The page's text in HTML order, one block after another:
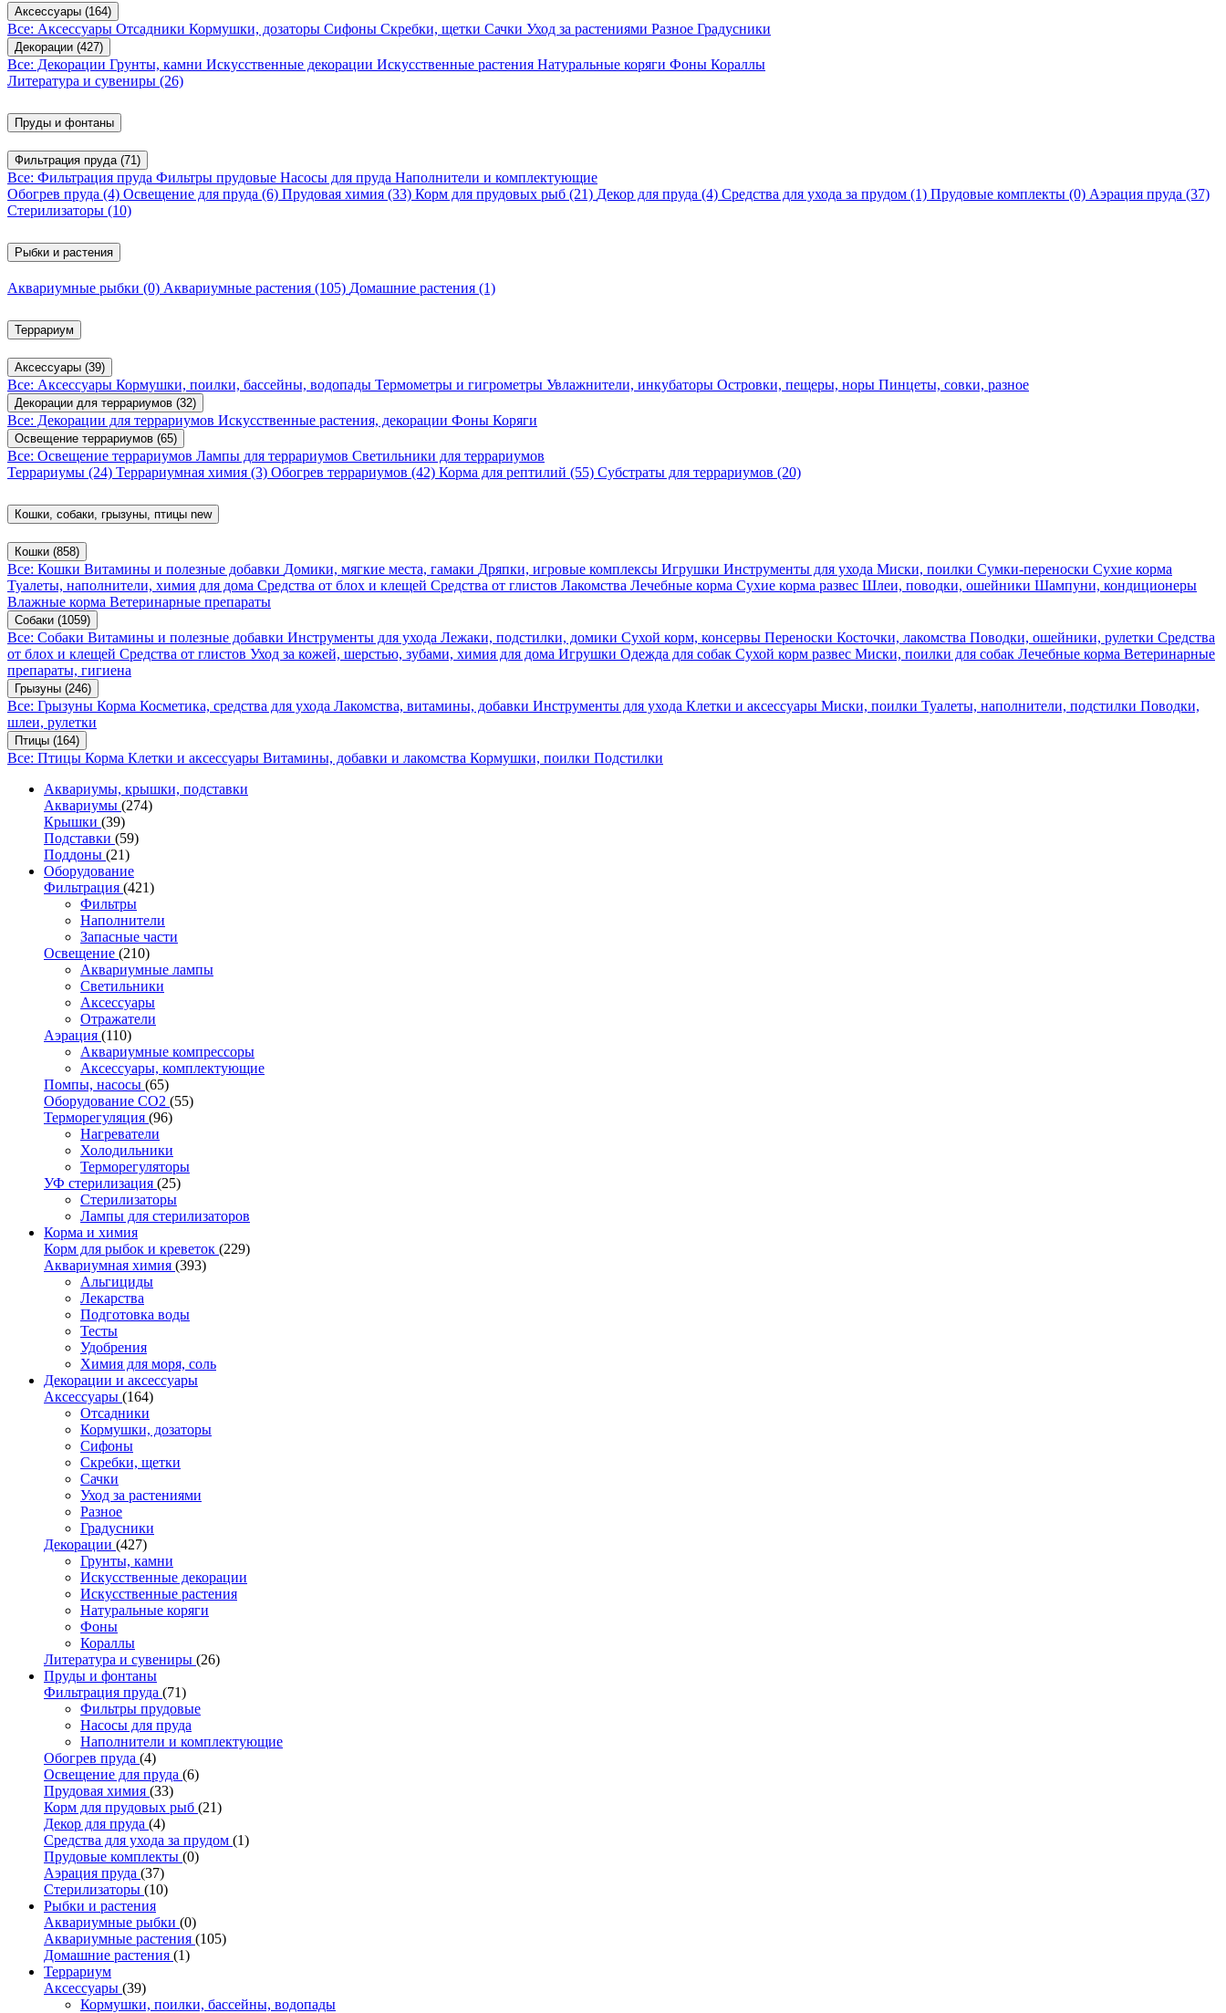
Аксессуары (164)
Все: Аксессуары Отсадники Кормушки, дозаторы Сифоны Скребки, щетки Сачки Уход за растениями Разное Градусники
Декорации (427)
Все: Декорации Грунты, камни Искусственные декорации Искусственные растения Натуральные коряги Фоны Кораллы
Литература и сувениры (26)
Пруды и фонтаны
Фильтрация пруда (71)
Все: Фильтрация пруда Фильтры прудовые Насосы для пруда Наполнители и комплектующие
Обогрев пруда (4) Освещение для пруда (6) Прудовая химия (33) Корм для прудовых рыб (21) Декор для пруда (4) Средства для ухода за прудом (1) Прудовые комплекты (0) Аэрация пруда (37)
Стерилизаторы (10)
Рыбки и растения
Аквариумные рыбки (0) Аквариумные растения (105) Домашние растения (1)
Террариум
Аксессуары (39)
Все: Аксессуары Кормушки, поилки, бассейны, водопады Термометры и гигрометры Увлажнители, инкубаторы Островки, пещеры, норы Пинцеты, совки, разное
Декорации для террариумов (32)
Все: Декорации для террариумов Искусственные растения, декорации Фоны Коряги
Освещение террариумов (65)
Все: Освещение террариумов Лампы для террариумов Светильники для террариумов
Террариумы (24) Террариумная химия (3) Обогрев террариумов (42) Корма для рептилий (55) Субстраты для террариумов (20)
Кошки, собаки, грызуны, птицы new
Кошки (858)
Все: Кошки Витамины и полезные добавки Домики, мягкие места, гамаки Дряпки, игровые комплексы Игрушки Инструменты для ухода Миски, поилки Сумки-переноски Сухие корма
Туалеты, наполнители, химия для дома Средства от блох и клещей Средства от глистов Лакомства Лечебные корма Сухие корма развес Шлеи, поводки, ошейники Шампуни, кондиционеры
Влажные корма Ветеринарные препараты
Собаки (1059)
Все: Собаки Витамины и полезные добавки Инструменты для ухода Лежаки, подстилки, домики Сухой корм, консервы Переноски Косточки, лакомства Поводки, ошейники, рулетки Средства
от блох и клещей Средства от глистов Уход за кожей, шерстью, зубами, химия для дома Игрушки Одежда для собак Сухой корм развес Миски, поилки для собак Лечебные корма Ветеринарные
препараты, гигиена
Грызуны (246)
Все: Грызуны Корма Косметика, средства для ухода Лакомства, витамины, добавки Инструменты для ухода Клетки и аксессуары Миски, поилки Туалеты, наполнители, подстилки Поводки,
шлеи, рулетки
Птицы (164)
Все: Птицы Корма Клетки и аксессуары Витамины, добавки и лакомства Кормушки, поилки Подстилки
Аквариумы, крышки, подставки
Аквариумы (274)
Крышки (39)
Подставки (59)
Поддоны (21)
Оборудование
Фильтрация (421)
Фильтры
Наполнители
Запасные части
Освещение (210)
Аквариумные лампы
Светильники
Аксессуары
Отражатели
Аэрация (110)
Аквариумные компрессоры
Аксессуары, комплектующие
Помпы, насосы (65)
Оборудование CO2 (55)
Терморегуляция (96)
Нагреватели
Холодильники
Терморегуляторы
УФ стерилизация (25)
Стерилизаторы
Лампы для стерилизаторов
Корма и химия
Корм для рыбок и креветок (229)
Аквариумная химия (393)
Альгициды
Лекарства
Подготовка воды
Тесты
Удобрения
Химия для моря, соль
Декорации и аксессуары
Аксессуары (164)
Отсадники
Кормушки, дозаторы
Сифоны
Скребки, щетки
Сачки
Уход за растениями
Разное
Градусники
Декорации (427)
Грунты, камни
Искусственные декорации
Искусственные растения
Натуральные коряги
Фоны
Кораллы
Литература и сувениры (26)
Пруды и фонтаны
Фильтрация пруда (71)
Фильтры прудовые
Насосы для пруда
Наполнители и комплектующие
Обогрев пруда (4)
Освещение для пруда (6)
Прудовая химия (33)
Корм для прудовых рыб (21)
Декор для пруда (4)
Средства для ухода за прудом (1)
Прудовые комплекты (0)
Аэрация пруда (37)
Стерилизаторы (10)
Рыбки и растения
Аквариумные рыбки (0)
Аквариумные растения (105)
Домашние растения (1)
Террариум
Аксессуары (39)
Кормушки, поилки, бассейны, водопады